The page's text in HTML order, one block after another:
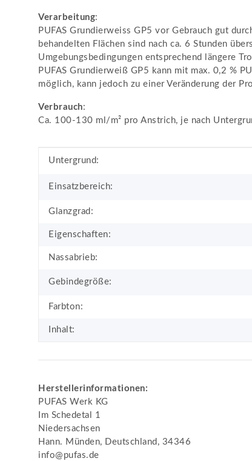
Verarbeitung:
PUFAS Grundierweiss GP5 vor Gebrauch gut
behandelten Flächen sind nach ca. 6 Stunden
Umgebungsbedingungen entsprechend längere
PUFAS Grundierweiß GP5 kann mit max. 0,2 %
möglich, kann jedoch zu einer Veränderung der
Verbrauch:
Ca. 100-130 ml/m² pro Anstrich, je nach
Produkteigenschaft
Wert
Untergrund:
Einsatzbereich:
Glanzgrad:
Eigenschaften:
Nassabrieb:
Gebindegröße:
Farbton:
Inhalt:
Herstellerinformationen:
PUFAS Werk KG
Im Schedetal 1
Niedersachsen
Hann. Münden, Deutschland, 34346
info@pufas.de